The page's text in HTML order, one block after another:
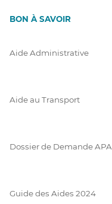
BON À SAVOIR
Aide Administrative
Aide au Transport
Dossier de Demande APA
Guide des Aides 2024